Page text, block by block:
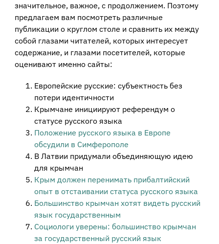
значительное, важное, с продолжением. Поэтому
предлагаем вам посмотреть различные
публикации о круглом столе и сравнить их между
собой глазами читателей, которых интересует
содержание, и глазами посетителей, которые
оценивают именно сайты:
Европейские русские: субъектность без
потери идентичности
Крымчане инициируют референдум о
статусе русского языка
Положение русского языка в Европе
обсудили в Симферополе
В Латвии придумали объединяющую идею
для крымчан
Крым должен перенимать прибалтийский
опыт в отстаивании статуса русского языка
Большинство крымчан хотят видеть русский
язык государственным
Социологи уверены: большинство крымчан
за государственный русский язык